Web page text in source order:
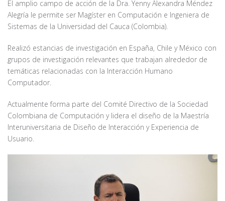
El amplio campo de acción de la Dra. Yenny Alexandra Méndez
Alegría le permite ser Magíster en Computación e Ingeniera de
Sistemas de la Universidad del Cauca (Colombia).
Realizó estancias de investigación en España, Chile y México con
grupos de investigación relevantes que trabajan alrededor de
temáticas relacionadas con la Interacción Humano
Computador.
Actualmente forma parte del Comité Directivo de la Sociedad
Colombiana de Computación y lidera el diseño de la Maestría
Interuniversitaria de Diseño de Interacción y Experiencia de
Usuario.